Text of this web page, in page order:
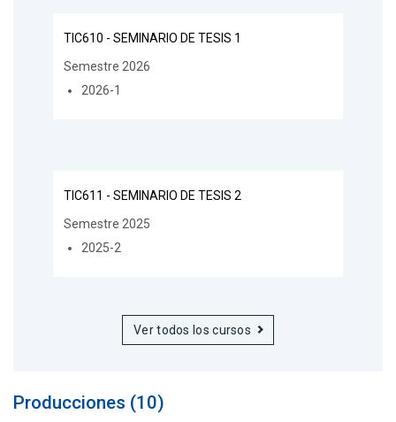
TIC610 - SEMINARIO DE TESIS 1
Semestre 2026
2026-1
TIC611 - SEMINARIO DE TESIS 2
Semestre 2025
2025-2
Ver todos los cursos
Producciones (10)